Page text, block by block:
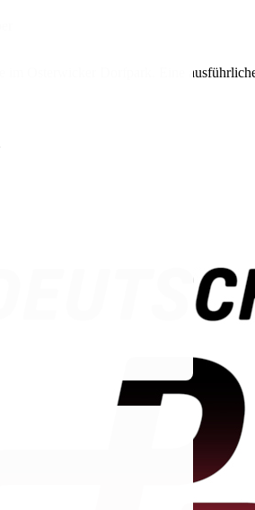
im Osterwicker Dorfpark. Eine